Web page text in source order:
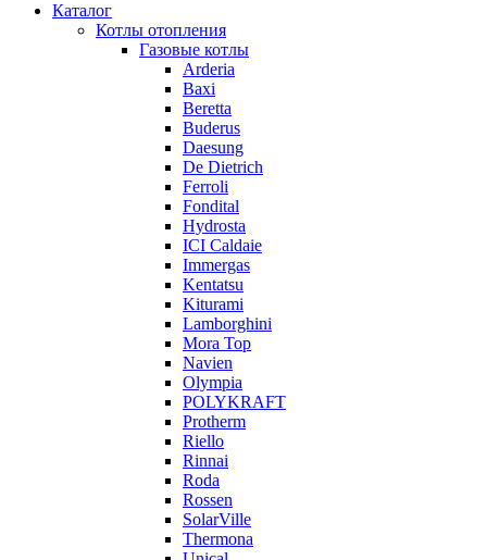
Каталог
Котлы отопления
Газовые котлы
Arderia
Baxi
Beretta
Buderus
Daesung
De Dietrich
Ferroli
Fondital
Hydrosta
ICI Caldaie
Immergas
Kentatsu
Kiturami
Lamborghini
Mora Top
Navien
Olympia
POLYKRAFT
Protherm
Riello
Rinnai
Roda
Rossen
SolarVille
Thermona